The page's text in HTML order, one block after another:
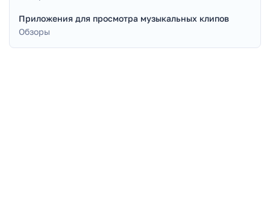
Приложения для просмотра музыкальных клипов
Обзоры